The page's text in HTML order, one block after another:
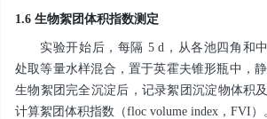
1.6 生物絮团体积指数测定
实验开始后，每隔 5 d，从各池四角和
处取等量水样混合，置于英霍夫锥形瓶中，
生物絮团完全沉淀后，记录絮团沉淀物体积
计算絮团体积指数（floc volume index，FVI）